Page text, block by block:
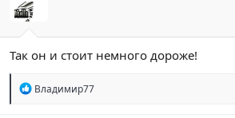
Так он и стоит немного дороже!
Р
Владимир77